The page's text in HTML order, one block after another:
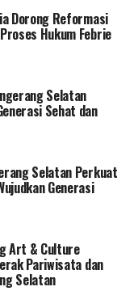
Dorong Reformasi
Hukum Febrie
Selatan
Sehat dan
Selatan Perkuat
Generasi
Art & Culture
Pariwisata dan
Selatan